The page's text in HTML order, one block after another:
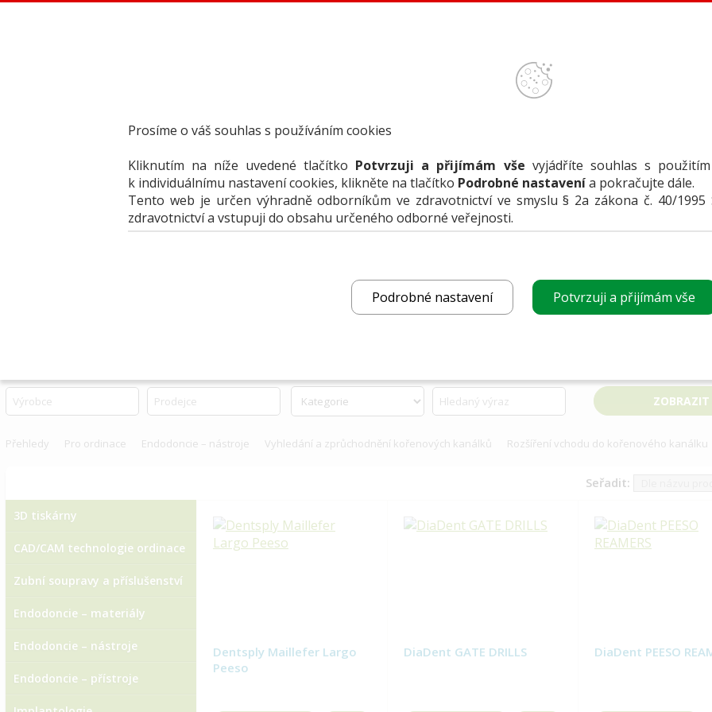
Předplatné / el. verze časopisů
Archiv katalogů Jak portál funguje
vyberte produkt
k porovnání
POROVNAT
Přehledy Pro ordinace Endodoncie – nástroje Vyhledání a zprůchodnění kořenových kanálků Rozšíření vchodu do kořenového kanálku
Seřadit:
Dentsply Maillefer Largo
Peeso
DiaDent GATE DRILLS DiaDent PEESO
3D tiskárny
CAD/CAM technologie ordinace
Zubní soupravy a příslušenství
Endodoncie – materiály
Endodoncie – nástroje
Endodoncie – přístroje
Prosíme o váš souhlas s používáním cookies
Kliknutím na níže uvedené tlačítko Potvrzuji a přijímám vše vyjádříte souhlas s
k individuálnímu nastavení cookies, klikněte na tlačítko Podrobné nastavenía pokračujte dále.
Tento web je určen výhradně odborníkům ve zdravotnictví ve smyslu § 2a zákona č. 40/
zdravotnictví a vstupuji do obsahu určeného odborné veřejnosti.
Podrobné nastavení Potvrzuji a přijímám vše